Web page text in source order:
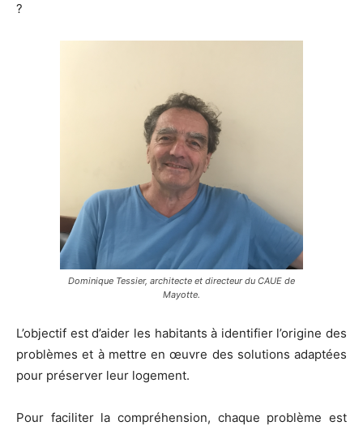
?
Dominique Tessier, architecte et directeur du CAUE de
Mayotte.
L’objectif est d’aider les habitants à identifier l’origine des
problèmes et à mettre en œuvre des solutions adaptées
pour préserver leur logement.
Pour faciliter la compréhension, chaque problème est